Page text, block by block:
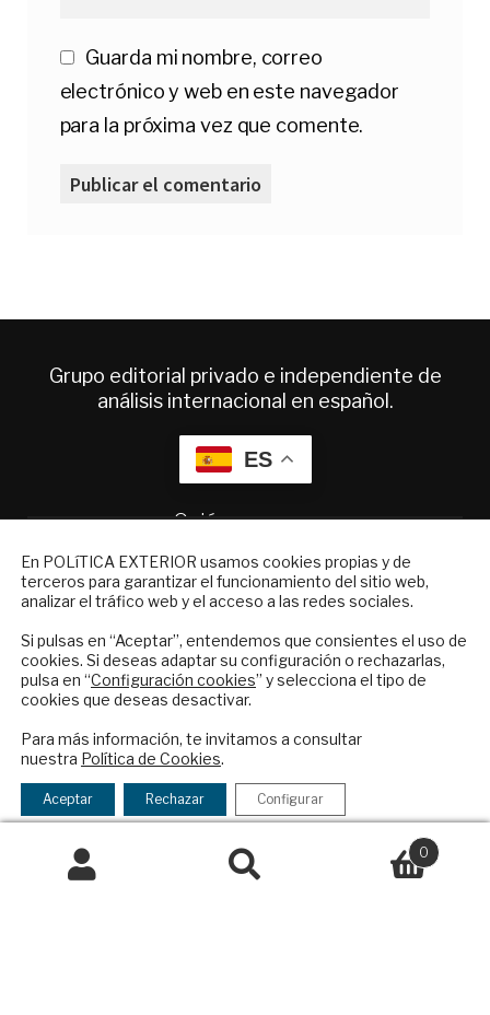
Guarda mi nombre, correo
electrónico y web en este navegador
para la próxima vez que comente.
Grupo editorial privado e independiente de
análisis internacional en español.
ES
Quiénes somos
Productos y precios
Preguntas frecuentes
Colaboraciones
Publicidad
Política Exterior
Informe Semanal de Política Exterior
Afkar/Ideas
© 2026 - Fundación Análisis de Política
Exterior. Todos los derechos reservadosAviso
Buscar
0
En POLíTICA EXTERIOR usamos cookies propias y de
terceros para garantizar el funcionamiento del sitio web,
analizar el tráfico web y el acceso a las redes sociales.
Si pulsas en “Aceptar”, entendemos que consientes el uso de
cookies. Si deseas adaptar su configuración o rechazarlas,
pulsa en “Configuración cookies” y selecciona el tipo de
cookies que deseas desactivar.
Para más información, te invitamos a consultar
nuestra Política de Cookies.
Aceptar Rechazar Configurar
NEWSLETTER
Suscríbase a nuestro boletín electrónico y
reciba en su correo el mejor análisis
internacional en español.
Checkbox
acepto
la
política
de
política de privacidad